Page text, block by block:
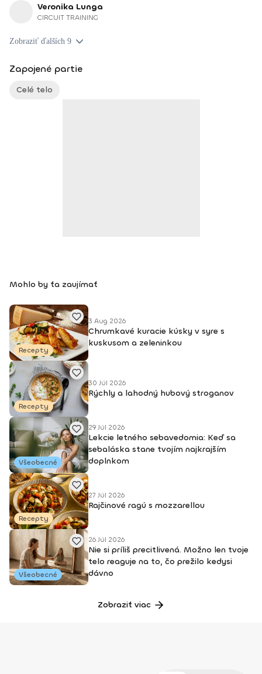
Veronika Lunga
CIRCUIT TRAINING
Zobraziť ďalších 9
Zapojené partie
Celé telo
Mohlo by ťa zaujímať
Recepty
3 Aug 2026
Chrumkavé kuracie kúsky v syre s
kuskusom a zeleninkou
Recepty
30 Júl 2026
Rýchly a lahodný hubový stroganov
Všeobecné
29 Júl 2026
Lekcie letného sebavedomia: Keď sa
sebaláska stane tvojím najkrajším
doplnkom
Recepty
27 Júl 2026
Rajčinové ragú s mozzarellou
Všeobecné
26 Júl 2026
Nie si príliš precitlivená. Možno len tvoje
telo reaguje na to, čo prežilo kedysi
dávno
Zobraziť viac